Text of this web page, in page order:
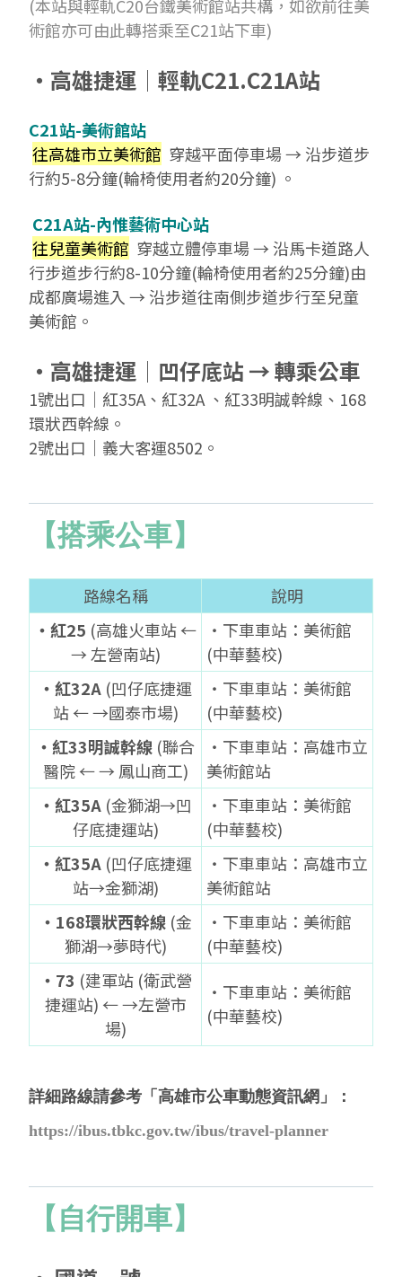
(本站與輕軌C20台鐵美術館站共構，如欲前往美
術館亦可由此轉搭乘至C21站下車)
‧高雄捷運│輕軌C21.C21A站
C21站-美術館站
往高雄市立美術館 穿越平面停車場 → 沿步道步
行約5-8分鐘(輪椅使用者約20分鐘) 。
C21A站-內惟藝術中心站
往兒童美術館 穿越立體停車場 → 沿馬卡道路人
行步道步行約8-10分鐘(輪椅使用者約25分鐘)由
成都廣場進入 → 沿步道往南側步道步行至兒童
美術館 。
‧高雄捷運│凹仔底站 → 轉乘公車
1號出口 │ 紅35A、紅32A 、紅33明誠幹線、168
環狀西幹線 。
2號出口│義大客運8502 。
【搭乘公車】
路線名稱
說明
‧紅25 (高雄火車站 ←
→ 左營南站)
‧下車車站：美術館
(中華藝校)
‧紅32A (凹仔底捷運
站 ← →國泰市場)
‧下車車站：美術館
(中華藝校)
‧紅33明誠幹線 (聯合
醫院 ← → 鳳山商工)
‧下車車站：高雄市立
美術館站
‧紅35A (金獅湖→凹
仔底捷運站)
‧下車車站：美術館
(中華藝校)
‧紅35A (凹仔底捷運
站→金獅湖)
‧下車車站：高雄市立
美術館站
‧168環狀西幹線(金
獅湖→夢時代)
‧下車車站：美術館
(中華藝校)
‧73 (建軍站 (衛武營
捷運站) ← →左營市
場)
‧下車車站：美術館
(中華藝校)
詳細路線請參考「高雄市公車動態資訊網」：
https://ibus.tbkc.gov.tw/ibus/travel-planner
【自行開車】